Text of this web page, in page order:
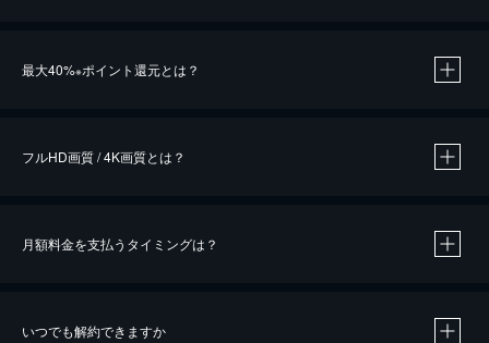
最大40%※ポイント還元とは？
※40％ポイント還元の対象は、クレジットカード決済による作品の購入 / レンタルです。
iOSアプリのUコイン決済による作品の購入 / レンタルは、20％のポイント還元です。
フルHD画質 / 4K画質とは？
月額料金を支払うタイミングは？
いつでも解約できますか